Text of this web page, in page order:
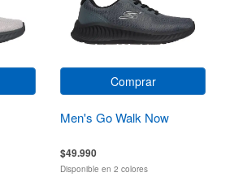
Comprar
Men's Go Walk Now
$49.990
Disponible en 2 colores